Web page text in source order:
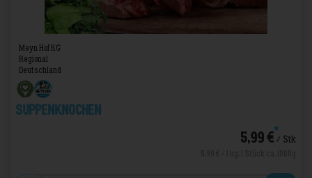
Meyn Hof KG
Regional
Deutschland
Suppenknochen
5,99 €*/ Stk